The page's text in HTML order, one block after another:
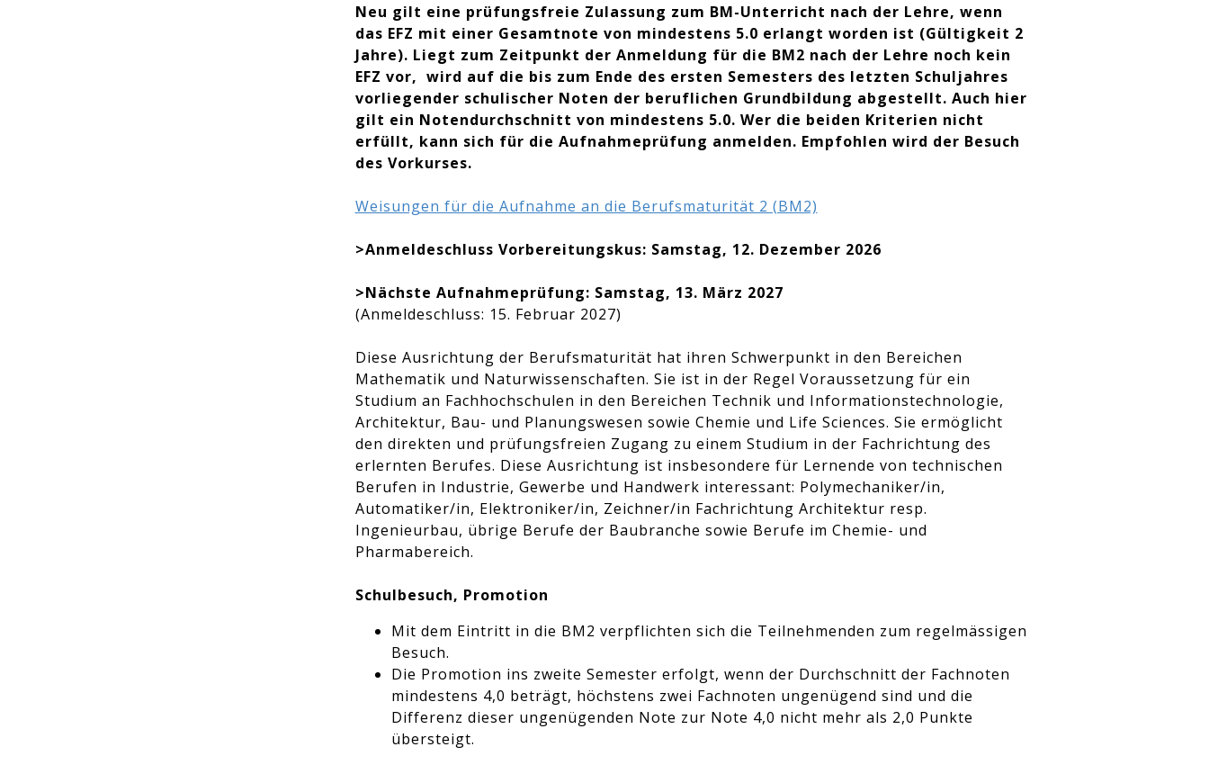
Neu gilt eine prüfungsfreie Zulassung zum BM-Unterricht nach der Lehre, wenn
das EFZ mit einer Gesamtnote von mindestens 5.0 erlangt worden ist (Gültigkeit 2
Jahre). Liegt zum Zeitpunkt der Anmeldung für die BM2 nach der Lehre noch kein
EFZ vor, wird auf die bis zum Ende des ersten Semesters des letzten Schuljahres
vorliegender schulischer Noten der beruflichen Grundbildung abgestellt. Auch hier
gilt ein Notendurchschnitt von mindestens 5.0. Wer die beiden Kriterien nicht
erfüllt, kann sich für die Aufnahmeprüfung anmelden. Empfohlen wird der Besuch
des Vorkurses.
​Weisungen für die Aufnahme an die Berufsmaturität 2 (BM2)
>Anmeldeschluss Vorbereitungskus: Samstag, 12. Dezember 2026
>Nächste Aufnahmeprüfung: Samstag, 13. März 2027
(Anmeldeschluss: 15. Februar 2027)
Diese Ausrichtung der Berufsmaturität hat ihren Schwerpunkt in den Bereichen
Mathematik und Naturwissenschaften. Sie ist in der Regel Voraussetzung für ein
Studium an Fachhochschulen in den Bereichen Technik und Informationstechnologie,
Architektur, Bau- und Planungswesen sowie Chemie und Life Sciences. Sie ermöglicht
den direkten und prüfungsfreien Zugang zu einem Studium in der Fachrichtung des
erlernten Berufes. Diese Ausrichtung ist insbesondere für Lernende von technischen
Berufen in Industrie, Gewerbe und Handwerk interessant: Polymechaniker/in,
Automatiker/in, Elektroniker/in, Zeichner/in Fachrichtung Architektur resp.
Ingenieurbau, übrige Berufe der Baubranche sowie Berufe im Chemie- und
Pharmabereich.
Schulbesuch, Promotion
Mit dem Eintritt in die BM2 verpflichten sich die Teilnehmenden zum regelmässigen
Besuch.
Die Promotion ins zweite Semester erfolgt, wenn der Durchschnitt der Fachnoten
mindestens 4,0 beträgt, höchstens zwei Fachnoten ungenügend sind und die
Differenz dieser ungenügenden Note zur Note 4,0 nicht mehr als 2,0 Punkte
übersteigt.